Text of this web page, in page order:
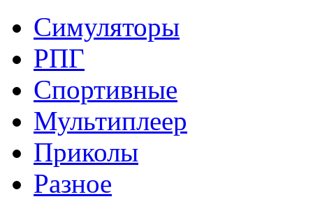
Симуляторы
РПГ
Спортивные
Мультиплеер
Приколы
Разное